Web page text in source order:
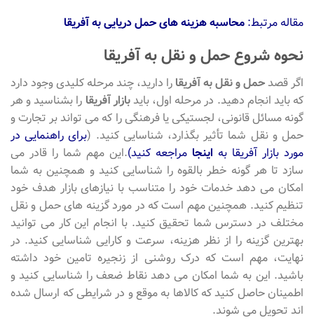
مقاله مرتبط: محاسبه هزینه های حمل دریایی به آفریقا
نحوه شروع حمل و نقل به آفریقا
اگر قصد حمل و نقل به آفریقا را دارید، چند مرحله کلیدی وجود دارد
که باید انجام دهید. در مرحله اول، بایدبازار آفریقا را بشناسید و هر
گونه مسائل قانونی، لجستیکی یا فرهنگی را که می تواند بر تجارت و
حمل و نقل شما تأثیر بگذارد، شناسایی کنید. (برای راهنمایی در
مورد بازار آفریقا به اینجا مراجعه کنید).این مهم شما را قادر می
سازد تا هر گونه خطر بالقوه را شناسایی کنید و همچنین به شما
امکان می دهد خدمات خود را متناسب با نیازهای بازار هدف خود
تنظیم کنید. همچنین مهم است که در مورد گزینه های حمل و نقل
مختلف در دسترس شما تحقیق کنید. با انجام این کار می توانید
بهترین گزینه را از نظر هزینه، سرعت و کارایی شناسایی کنید. در
نهایت، مهم است که درک روشنی از زنجیره تامین خود داشته
باشید. این به شما امکان می دهد نقاط ضعف را شناسایی کنید و
اطمینان حاصل کنید که کالاها به موقع و در شرایطی که ارسال شده
اند تحویل می شوند.